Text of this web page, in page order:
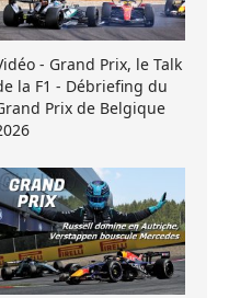
- Grand Prix, le Talk
la F1 - Débriefing du
Prix de Belgique